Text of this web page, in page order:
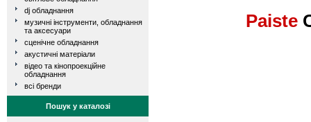
dj обладнання
музичні інструменти, обладнання
та аксесуари
сценічне обладнання
акустичні матеріали
відео та кінопроекційне
обладнання
всі бренди
Пошук у каталозі
Paiste